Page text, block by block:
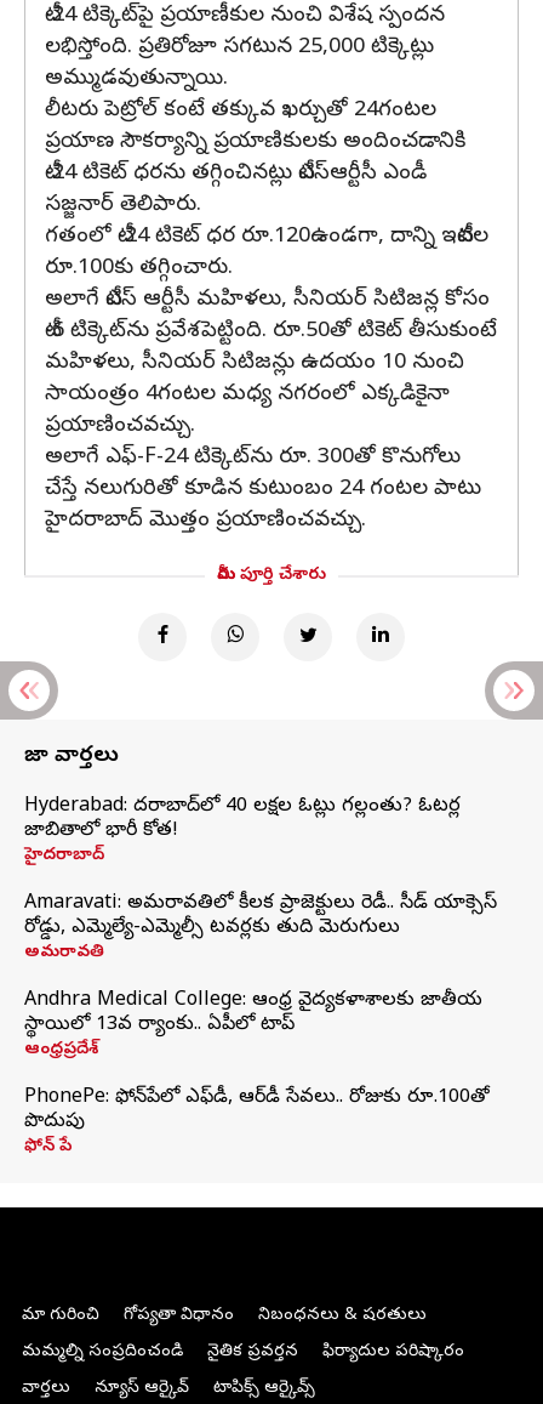
టీ-24 టిక్కెట్‌పై ప్రయాణీకుల నుంచి విశేష స్పందన
లభిస్తోంది. ప్రతిరోజూ సగటున 25,000 టిక్కెట్లు
అమ్ముడవుతున్నాయి.
లీటరు పెట్రోల్ కంటే తక్కువ ఖర్చుతో 24గంటల
ప్రయాణ సౌకర్యాన్ని ప్రయాణికులకు అందించడానికి
టీ-24 టికెట్ ధరను తగ్గించినట్లు టీఎస్ఆర్టీసీ ఎండీ
సజ్జనార్ తెలిపారు.
గతంలో టీ-24 టికెట్ ధర రూ.120ఉండగా, దాన్ని ఇటీవల
రూ.100కు తగ్గించారు.
అలాగే టీఎస్ ఆర్టీసీ మహిళలు, సీనియర్ సిటిజన్ల కోసం
టీ-6 టిక్కెట్‌ను ప్రవేశపెట్టింది. రూ.50తో టికెట్ తీసుకుంటే
మహిళలు, సీనియర్ సిటిజన్లు ఉదయం 10 నుంచి
సాయంత్రం 4గంటల మధ్య నగరంలో ఎక్కడికైనా
ప్రయాణించవచ్చు.
అలాగే ఎఫ్-F-24 టిక్కెట్‌ను రూ. 300తో కొనుగోలు
చేస్తే నలుగురితో కూడిన కుటుంబం 24 గంటల పాటు
హైదరాబాద్ మొత్తం ప్రయాణించవచ్చు.
మీరు పూర్తి చేశారు
తాజా వార్తలు
Hyderabad: హైదరాబాద్‌లో 40 లక్షల ఓట్లు గల్లంతు? ఓటర్ల
జాబితాలో భారీ కోత!
హైదరాబాద్
Amaravati: అమరావతిలో కీలక ప్రాజెక్టులు రెడీ.. సీడ్‌ యాక్సెస్‌
రోడ్డు, ఎమ్మెల్యే-ఎమ్మెల్సీ టవర్లకు తుది మెరుగులు
అమరావతి
Andhra Medical College: ఆంధ్ర వైద్యకళాశాలకు జాతీయ
స్థాయిలో 13వ ర్యాంకు.. ఏపీలో టాప్
ఆంధ్రప్రదేశ్
PhonePe: ఫోన్‌పేలో ఎఫ్‌డీ, ఆర్‌డీ సేవలు.. రోజుకు రూ.100తో
పొదుపు
ఫోన్‌ పే
మా గురించి గోప్యతా విధానం
నిబంధనలు & షరతులు
మమ్మల్ని సంప్రదించండి
నైతిక ప్రవర్తన
ఫిర్యాదుల పరిష్కారం
వార్తలు
న్యూస్ ఆర్కైవ్ టాపిక్స్ ఆర్కైవ్స్